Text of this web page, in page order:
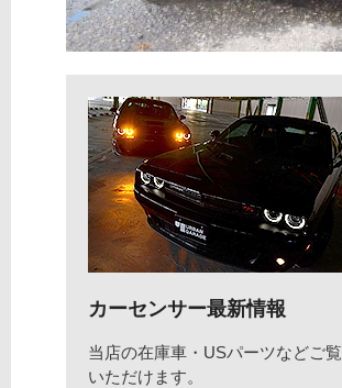
カーセンサー最新情報
当店の在庫車・USパーツなどご覧
いただけます。